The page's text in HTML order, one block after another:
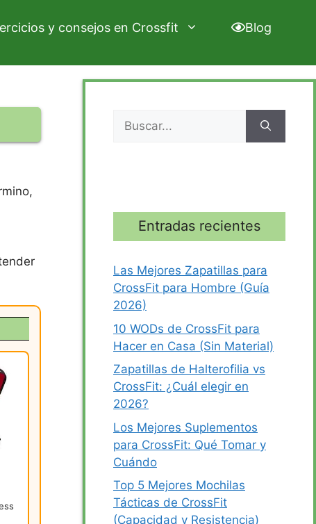
y consejos en Crossfit Blog
Buscar:
Entradas recientes
Las Mejores Zapatillas para
CrossFit para Hombre (Guía
2026)
10 WODs de CrossFit para
Hacer en Casa (Sin Material)
Zapatillas de Halterofilia vs
CrossFit: ¿Cuál elegir en
2026?
Los Mejores Suplementos
para CrossFit: Qué Tomar y
Cuándo
Top 5 Mejores Mochilas
Tácticas de CrossFit
(Capacidad y Resistencia)